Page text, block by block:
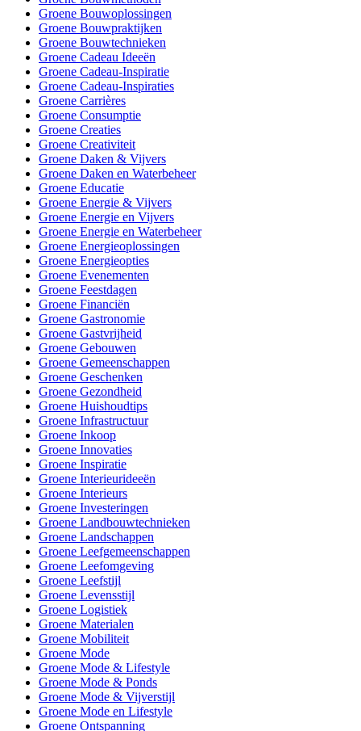
Groene Bouwoplossingen
Groene Bouwpraktijken
Groene Bouwtechnieken
Groene Cadeau Ideeën
Groene Cadeau-Inspiratie
Groene Cadeau-Inspiraties
Groene Carrières
Groene Consumptie
Groene Creaties
Groene Creativiteit
Groene Daken & Vijvers
Groene Daken en Waterbeheer
Groene Educatie
Groene Energie & Vijvers
Groene Energie en Vijvers
Groene Energie en Waterbeheer
Groene Energieoplossingen
Groene Energieopties
Groene Evenementen
Groene Feestdagen
Groene Financiën
Groene Gastronomie
Groene Gastvrijheid
Groene Gebouwen
Groene Gemeenschappen
Groene Geschenken
Groene Gezondheid
Groene Huishoudtips
Groene Infrastructuur
Groene Inkoop
Groene Innovaties
Groene Inspiratie
Groene Interieurideeën
Groene Interieurs
Groene Investeringen
Groene Landbouwtechnieken
Groene Landschappen
Groene Leefgemeenschappen
Groene Leefomgeving
Groene Leefstijl
Groene Levensstijl
Groene Logistiek
Groene Materialen
Groene Mobiliteit
Groene Mode
Groene Mode & Lifestyle
Groene Mode & Ponds
Groene Mode & Vijverstijl
Groene Mode en Lifestyle
Groene Ontspanning